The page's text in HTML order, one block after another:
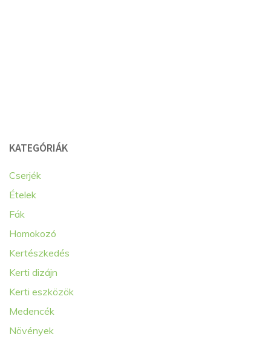
KATEGÓRIÁK
Cserjék
Ételek
Fák
Homokozó
Kertészkedés
Kerti dizájn
Kerti eszközök
Medencék
Növények